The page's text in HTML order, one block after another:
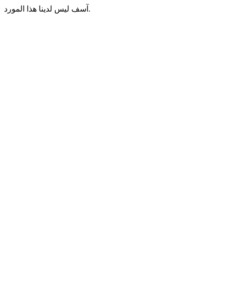
آسف ليس لدينا هذا المورد.